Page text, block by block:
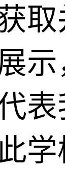
取
示
表
学